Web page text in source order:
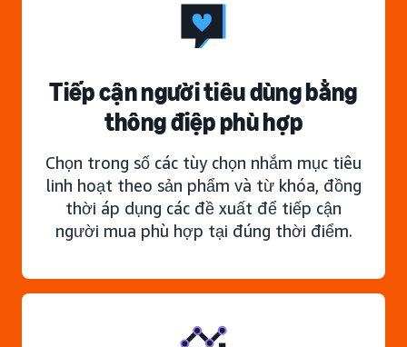
Tiếp cận người tiêu dùng bằng
thông điệp phù hợp
Chọn trong số các tùy chọn nhắm mục tiêu
linh hoạt theo sản phẩm và từ khóa, đồng
thời áp dụng các đề xuất để tiếp cận
người mua phù hợp tại đúng thời điểm.